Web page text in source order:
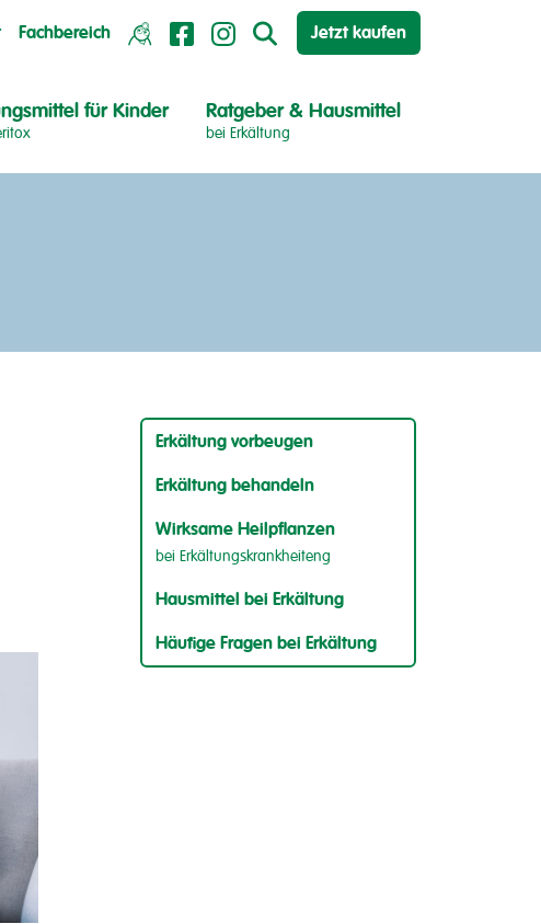
Fachbereich Jetzt kaufen
für Kinder Ratgeber & Hausmittel
bei Erkältung
Erkältung vorbeugen
Erkältung behandeln
Wirksame Heilpflanzen
bei Erkältungskrankheiteng
Hausmittel bei Erkältung
Häufige Fragen bei Erkältung